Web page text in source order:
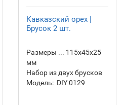
Кавказский орех |
Брусок 2 шт.
Размеры ... 115х45х25
мм
Набор из двух брусков
Модель: DIY 0129